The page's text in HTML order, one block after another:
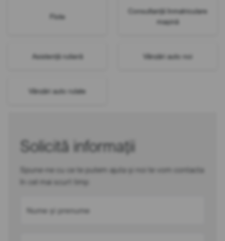
Flote
Consultanță înmatriculare
mașină
Asistență rutieră Vânzări auto noi
Vânzări auto rulate
Solicită informații
Spune-ne cu ce te putem ajuta și noi te vom contacta
în cel mai scurt timp
Nume și prenume